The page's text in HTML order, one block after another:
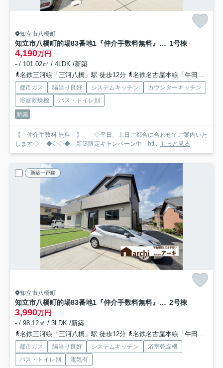
知立市八橋町
知立市八橋町的場83番地1『仲介手数料無料』新築一戸建て・建売 1号棟
4,190万円
- / 101.02㎡ / 4LDK /新築
名鉄三河線「三河八橋」駅 徒歩12分
名鉄名古屋本線「牛田」駅 徒歩20分
都市ガス 陽当り良好 システムキッチン
カウンターキッチン
浴室乾燥機
バス・トイレ別
新築
【 仲介手数料 無料 】 ◇平日、土日ご都合に合わせてご案内いた
します◇ ◆◇◇◆ 新築限定キャンペーン中 htt... もっと見る
新築一戸建
知立市八橋町
知立市八橋町的場83番地1『仲介手数料無料』新築一戸建て・建売 2号棟
3,990万円
- / 98.12㎡ / 3LDK /新築
名鉄三河線「三河八橋」駅 徒歩12分
名鉄名古屋本線「牛田」駅 徒歩20分
都市ガス 陽当り良好 システムキッチン
浴室乾燥機
バス・トイレ別
電気有